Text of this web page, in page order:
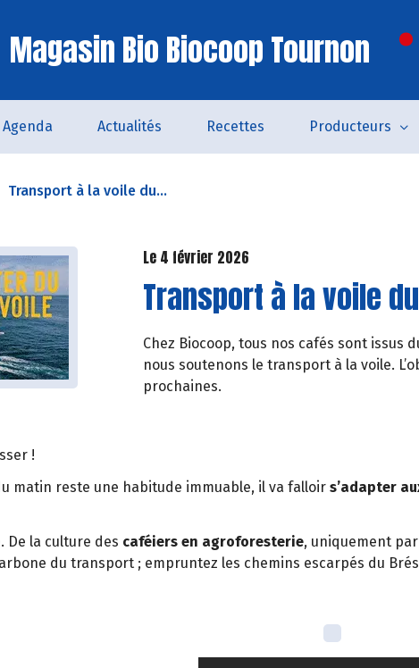
Magasin Bio Biocoop Tournon
Agenda Actualités Recettes Producteurs
Transport à la voile du...
Le 4 février 2026
Transport à la voile
Chez Biocoop, tous nos cafés sont issus
nous soutenons le transport à la voile.
prochaines.
!
matin reste une habitude immuable, il va falloir s’adapter
De la culture des caféiers en agroforesterie, uniquement
du transport ; empruntez les chemins escarpés du